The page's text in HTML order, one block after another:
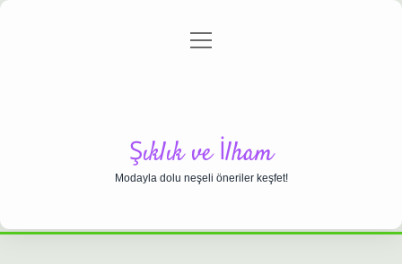
Gizlilik Politikası
menüyü
Şıklık ve İlham
Modayla dolu neşeli öneriler keşfet!